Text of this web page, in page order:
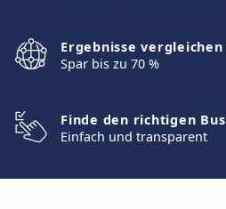
Ergebnisse vergleichen
Spar bis zu 70 %
Finde den richtigen Bus
Einfach und transparent